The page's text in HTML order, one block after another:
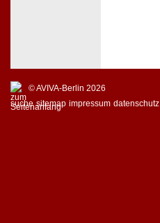
© AVIVA-Berlin 2026
suche sitemap impressum datenschutz